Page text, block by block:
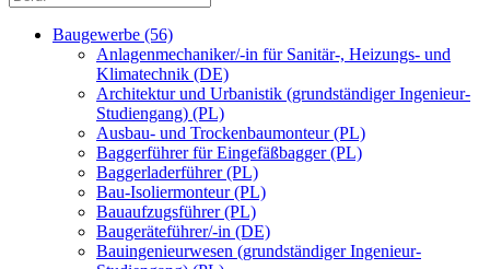
Baugewerbe (56)
Anlagenmechaniker/-in für Sanitär-, Heizungs- und
Klimatechnik (DE)
Architektur und Urbanistik (grundständiger Ingenieur-
Studiengang) (PL)
Ausbau- und Trockenbaumonteur (PL)
Baggerführer für Eingefäßbagger (PL)
Baggerladerführer (PL)
Bau-Isoliermonteur (PL)
Bauaufzugsführer (PL)
Baugeräteführer/-in (DE)
Bauingenieurwesen (grundständiger Ingenieur-